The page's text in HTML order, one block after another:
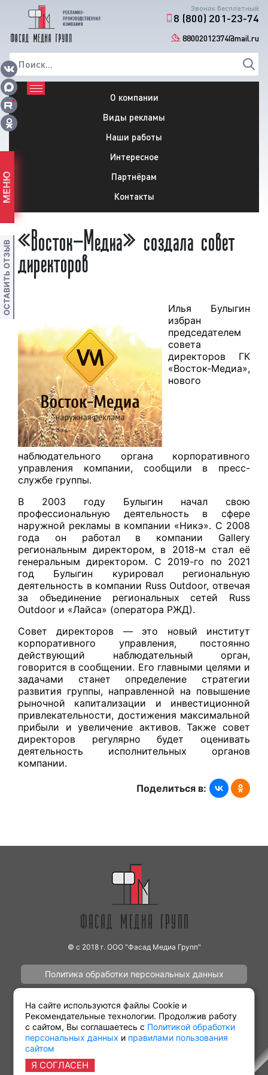
Звонок бесплатный
8 (800) 201-23-74
88002012374@mail.ru
О компании
Виды рекламы
Наши работы
Интересное
Партнёрам
Контакты
«Восток-Медиа» создала совет
директоров
Илья Булыгин
избран
председателем
совета
директоров ГК
«Восток-Медиа»,
нового
наблюдательного органа корпоративного
управления компании, сообщили в пресс-
службе группы.
В 2003 году Булыгин начал свою
профессиональную деятельность в сфере
наружной рекламы в компании «Никэ». С 2008
года он работал в компании Gallery
региональным директором, в 2018-м стал её
генеральным директором. С 2019-го по 2021
год Булыгин курировал региональную
деятельность в компании Russ Outdoor, отвечая
за объединение региональных сетей Russ
Outdoor и «Лайса» (оператора РЖД).
Совет директоров — это новый институт
корпоративного управления, постоянно
действующий наблюдательный орган,
говорится в сообщении. Его главными целями и
задачами станет определение стратегии
развития группы, направленной на повышение
рыночной капитализации и инвестиционной
привлекательности, достижения максимальной
прибыли и увеличение активов. Также совет
директоров регулярно будет оценивать
деятельность исполнительных органов
компании.
Поделиться в:
© с 2018 г. ООО "Фасад Медиа Групп"
Политика обработки персональных данных
Партнёрам
МЕНЮ
ОСТАВИТЬ ОТЗЫВ
На сайте используются файлы Cookie и
Рекомендательные технологии. Продолжив работу
с сайтом, Вы соглашаетесь с Политикой обработки
персональных данных и правилами пользования
сайтом
Я СОГЛАСЕН